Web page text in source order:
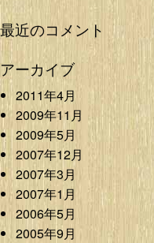
最近のコメント
アーカイブ
2011年4月
2009年11月
2009年5月
2007年12月
2007年3月
2007年1月
2006年5月
2005年9月